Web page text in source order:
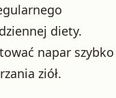
diety.
napar szybko
ziół.